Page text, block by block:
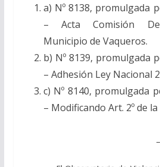
a) Nº 8138, promulgada
– Acta Comisión
Municipio de Vaqueros.
b) Nº 8139, promulgada
– Adhesión Ley Nacional
c) Nº 8140, promulgada
– Modificando Art. 2º de la